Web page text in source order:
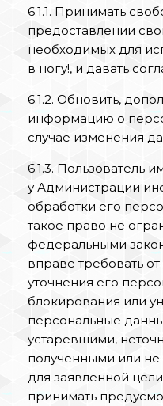
6.1.1. Принимать
предоставлении
необходимых для
в ногу!, и давать
6.1.2. Обновить,
информацию о
случае изменения
6.1.3. Пользователь
у Администрации
обработки его
такое право не
федеральными
вправе требовать
уточнения его
блокирования или
персональные
устаревшими,
полученными или
для заявленной
принимать